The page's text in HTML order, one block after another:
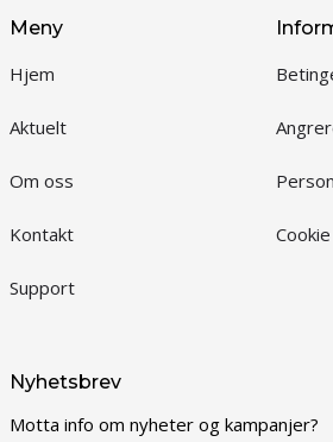
Meny
Hjem
Aktuelt
Om oss
Kontakt
Support
Nyhetsbrev
Motta info om nyheter og kampanjer?